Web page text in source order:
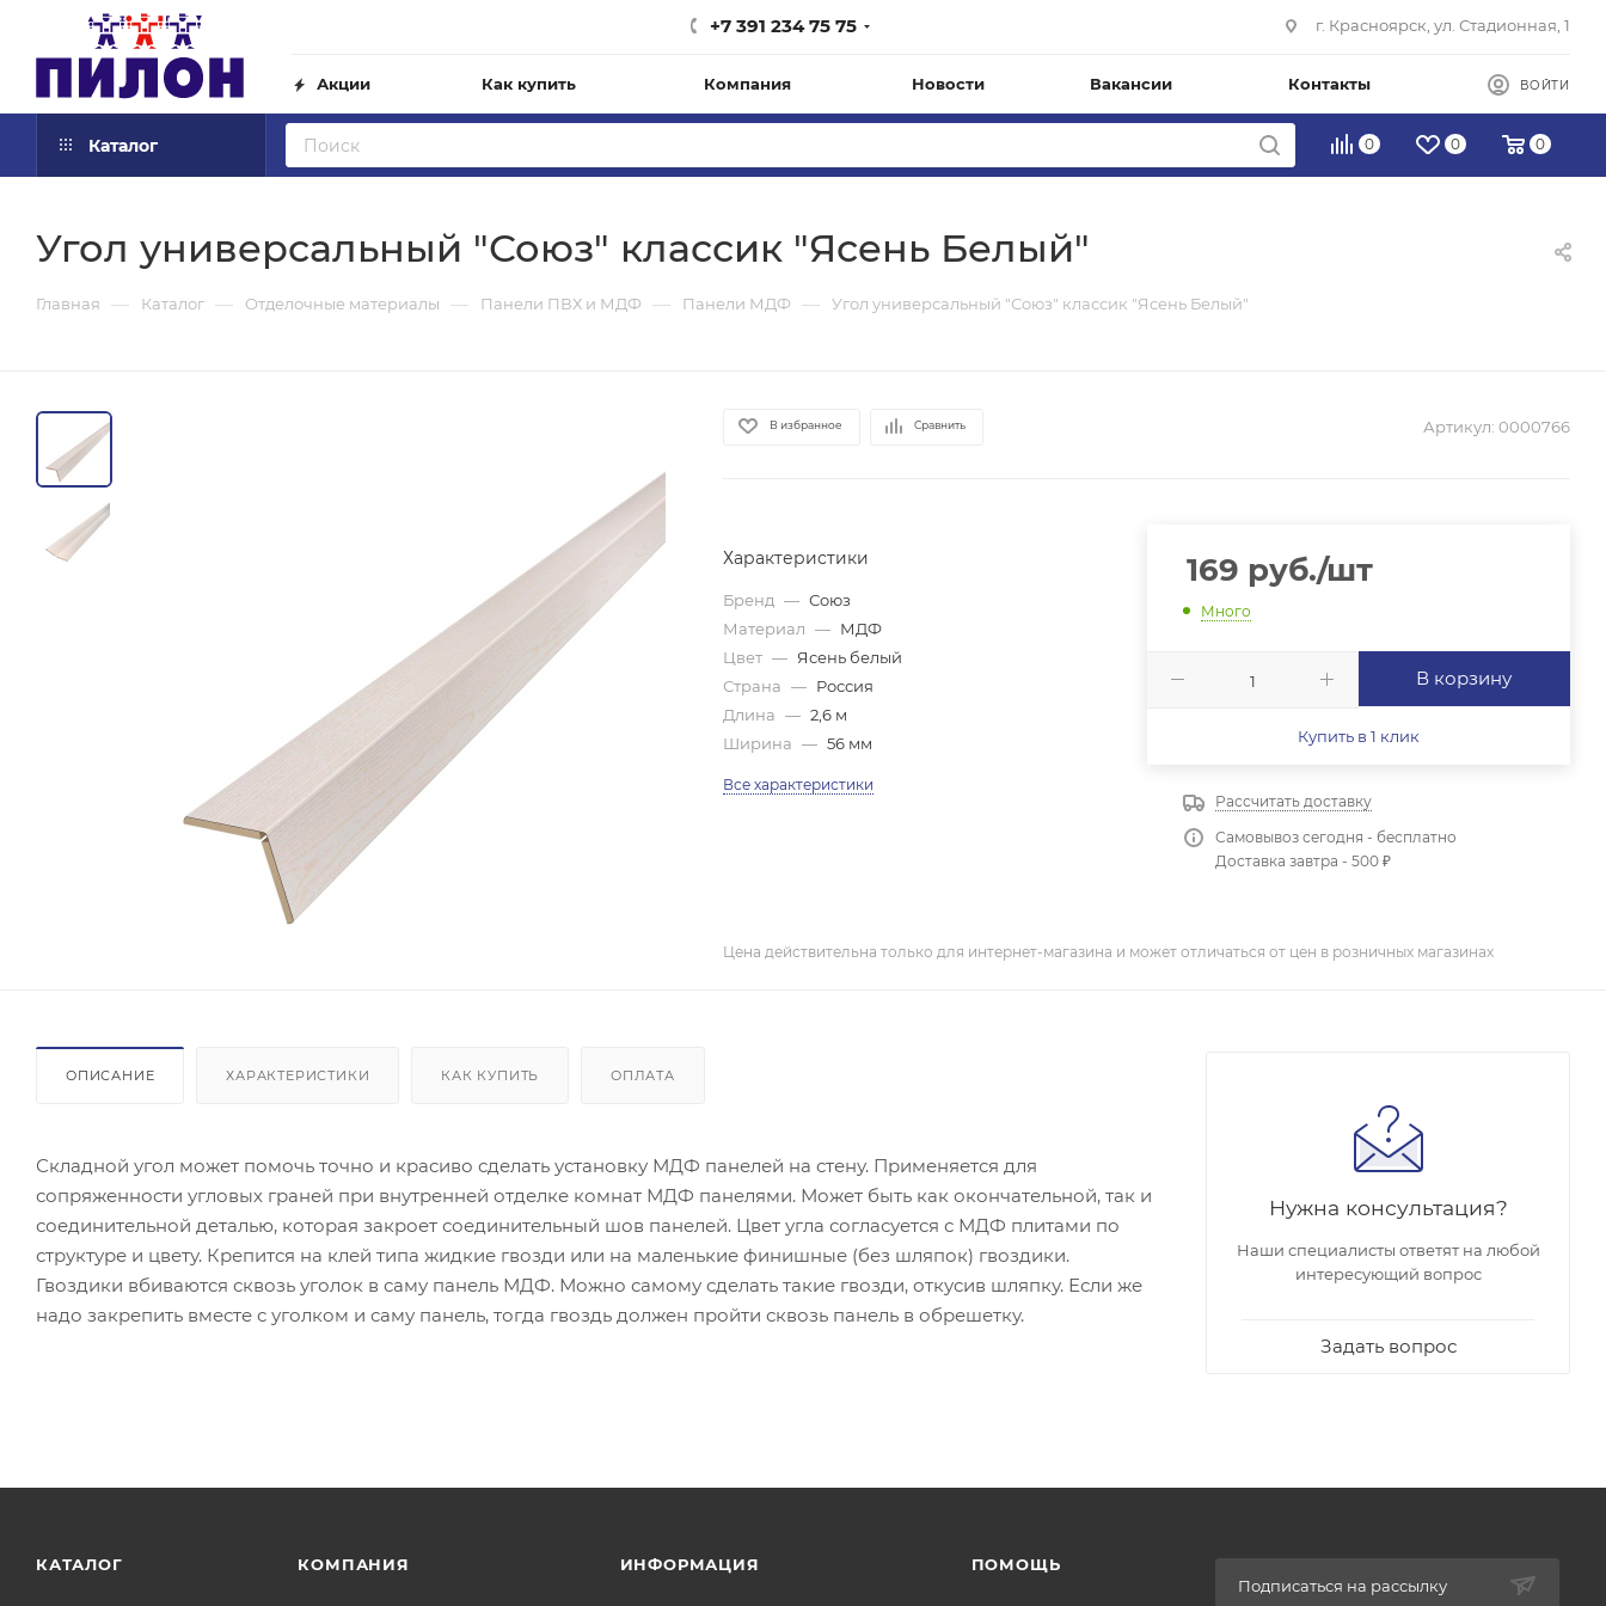
+7 391 234 75 75 г. Красноярск, ул. Стадионная, 1
Акции Как купить Компания Новости Вакансии Контакты ВОЙТИ
Каталог 0 0 0
Угол универсальный "Союз" классик "Ясень Белый"
Главная — Каталог — Отделочные материалы — Панели ПВХ и МДФ — Панели МДФ — Угол универсальный "Союз" классик "Ясень Белый"
В избранное Сравнить Артикул: 0000766
Характеристики
Бренд — Союз
Материал — МДФ
Цвет — Ясень белый
Страна — Россия
Длина — 2,6 м
Ширина — 56 мм
Все характеристики
169 руб./шт
Много
В корзину
Купить в 1 клик
Рассчитать доставку
Самовывоз сегодня - бесплатно
Доставка завтра - 500 ₽
Цена действительна только для интернет-магазина и может отличаться от цен в розничных магазинах
ОПИСАНИЕ ХАРАКТЕРИСТИКИ КАК КУПИТЬ ОПЛАТА
Складной угол может помочь точно и красиво сделать установку МДФ панелей на стену. Применяется для
сопряженности угловых граней при внутренней отделке комнат МДФ панелями. Может быть как окончательной, так и
соединительной деталью, которая закроет соединительный шов панелей. Цвет угла согласуется с МДФ плитами по
структуре и цвету. Крепится на клей типа жидкие гвозди или на маленькие финишные (без шляпок) гвоздики.
Гвоздики вбиваются сквозь уголок в саму панель МДФ. Можно самому сделать такие гвозди, откусив шляпку. Если же
надо закрепить вместе с уголком и саму панель, тогда гвоздь должен пройти сквозь панель в обрешетку.
Нужна консультация?
Наши специалисты ответят на любой
интересующий вопрос
Задать вопрос
КАТАЛОГ КОМПАНИЯ ИНФОРМАЦИЯ ПОМОЩЬ
Подписаться на рассылку